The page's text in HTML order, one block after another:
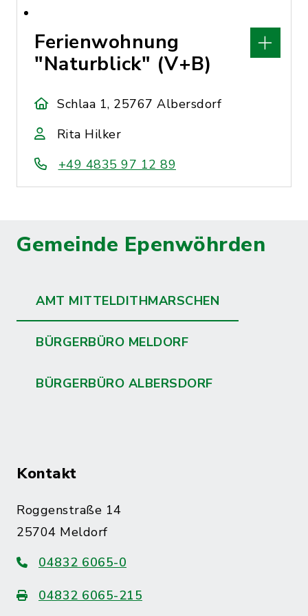
Ferienwohnung
"Naturblick" (V+B)
Schlaa 1, 25767 Albersdorf
Rita Hilker
+49 4835 97 12 89
Gemeinde Epenwöhrden
AMT MITTELDITHMARSCHEN
BÜRGERBÜRO MELDORF
BÜRGERBÜRO ALBERSDORF
Kontakt
Roggenstraße 14
25704 Meldorf
04832 6065-0
04832 6065-215